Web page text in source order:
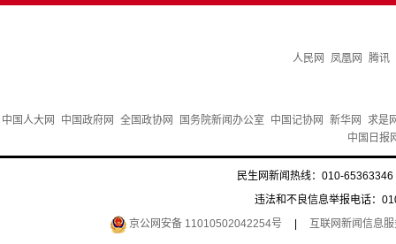
人民网 凤凰网 腾讯
中国人大网 中国政府网 全国政协网 国务院新闻办公室 中国记协网 新华网
求是
中国日报
民生网新闻热线：010-
违法和不良信息举报电话：
京公网安备 11010502042254号
互联网新闻信息